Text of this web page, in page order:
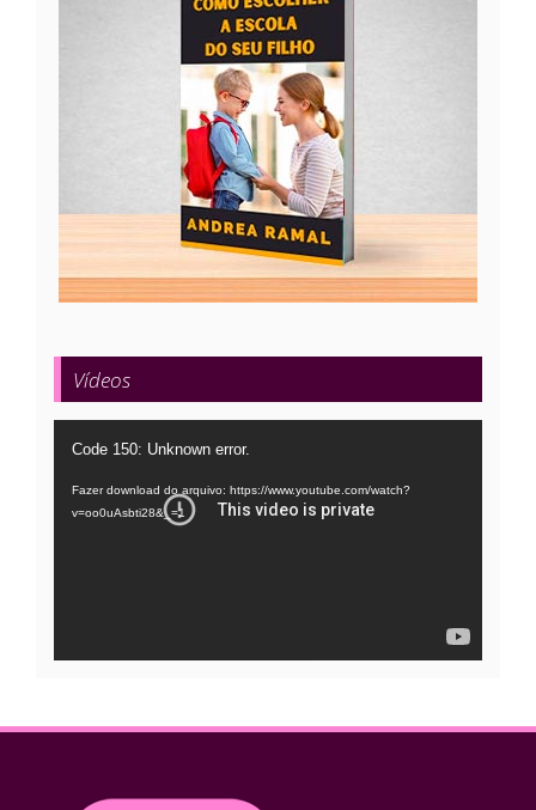
Vídeos
Tocador
vídeo
Code 150: Unknown error.
Fazer download do arquivo: https://www.youtube.com/watch?
v=oo0uAsbti28&_=1